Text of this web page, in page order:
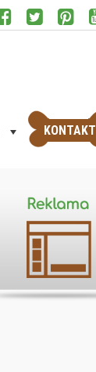
KONTAKT